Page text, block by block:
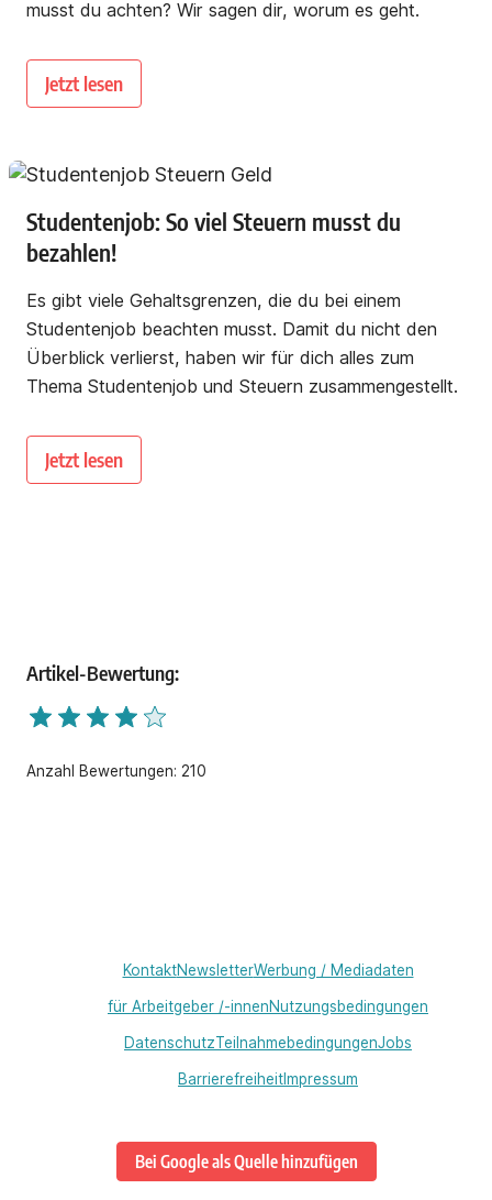
musst du achten? Wir sagen dir, worum es geht.
Jetzt lesen
Studentenjob: So viel Steuern musst du
bezahlen!
Es gibt viele Gehaltsgrenzen, die du bei einem
Studentenjob beachten musst. Damit du nicht den
Überblick verlierst, haben wir für dich alles zum
Thema Studentenjob und Steuern zusammengestellt.
Jetzt lesen
Artikel-Bewertung:
Anzahl Bewertungen: 210
KontaktNewsletterWerbung / Mediadaten
für Arbeitgeber /-innenNutzungsbedingungen
DatenschutzTeilnahmebedingungenJobs
BarrierefreiheitImpressum
Bei Google als Quelle hinzufügen